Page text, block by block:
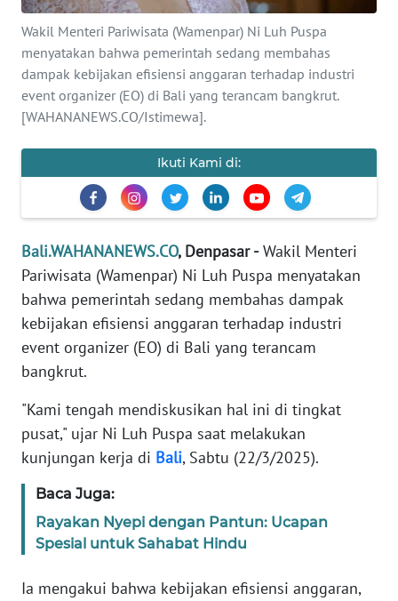
Wakil Menteri Pariwisata (Wamenpar) Ni Luh Puspa
menyatakan bahwa pemerintah sedang membahas
dampak kebijakan efisiensi anggaran terhadap industri
event organizer (EO) di Bali yang terancam bangkrut.
[WAHANANEWS.CO/Istimewa].
Ikuti Kami di:
Bali.WAHANANEWS.CO, Denpasar -Wakil Menteri
Pariwisata (Wamenpar) Ni Luh Puspa menyatakan
bahwa pemerintah sedang membahas dampak
kebijakan efisiensi anggaran terhadap industri
event organizer (EO) di Bali yang terancam
bangkrut.
"Kami tengah mendiskusikan hal ini di tingkat
pusat," ujar Ni Luh Puspa saat melakukan
kunjungan kerja di Bali, Sabtu (22/3/2025).
Baca Juga:
Rayakan Nyepi dengan Pantun: Ucapan
Spesial untuk Sahabat Hindu
Ia mengakui bahwa kebijakan efisiensi anggaran,
INFO
IKLAN
TENTANG
KAMI
SIBER
REDAKSI
KARIR
DISCLAIMER
Wahana
News
Regional
WN
SUMUT
JAKARTA
JABAR